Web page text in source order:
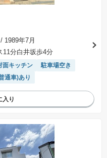
/ 1989年7月
11分白井坂歩4分
面キッチン
駐車場空き
通車)あり